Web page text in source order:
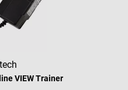
VIEW Trainer